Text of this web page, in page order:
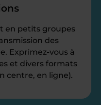
en petits groupes
des
Exprimez-vous à
et divers formats
centre, en ligne).